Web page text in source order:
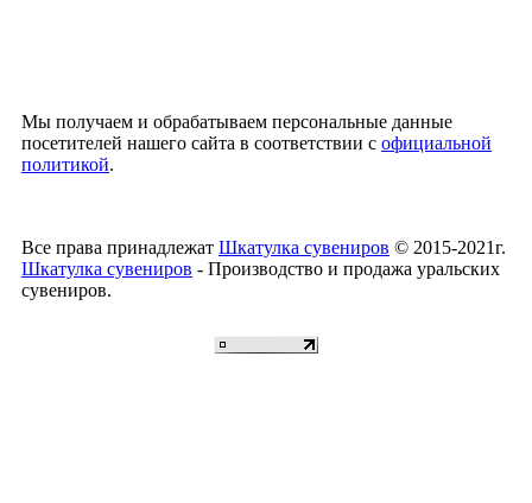
Мы получаем и обрабатываем персональные данные
посетителей нашего сайта в соответствии с официальной
политикой.
Все права принадлежат Шкатулка сувениров © 2015-2021г.
Шкатулка сувениров - Производство и продажа уральских
сувениров.